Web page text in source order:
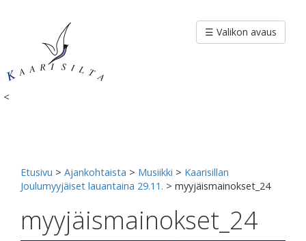
<
☰ Valikon avaus
Etusivu > Ajankohtaista > Musiikki > Kaarisillan
Joulumyyjäiset lauantaina 29.11. > myyjäismainokset_24
myyjäismainokset_24